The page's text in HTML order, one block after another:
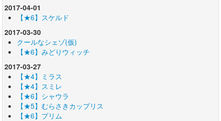
2017-04-01
【★6】スケルド
2017-03-30
クールなシェゾ(仮)
【★6】みどりウィッチ
2017-03-27
【★4】ミラス
【★4】スミレ
【★6】シャウラ
【★5】むらさきカップリス
【★6】プリム